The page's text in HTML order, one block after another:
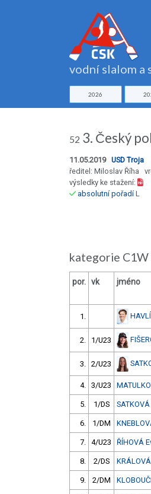
vodní slalom a
2026
52 3. Český
11.05.2019 USD Troja
ředitel: Miloslav Říha
výsledky ke stažení:
absolutní pořadíL
kategorie C1W
por. vk jméno
1.
2. 1/U23
3. 2/U23
4. 3/U23
5. 1/DS
6. 1/DM
7. 4/U23 ŘÍHOVÁ
8. 2/DS
9. 2/DM